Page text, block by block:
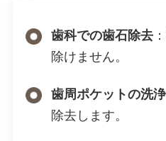
歯科での歯石除去
除けません。
歯周ポケットの洗浄
除去します。